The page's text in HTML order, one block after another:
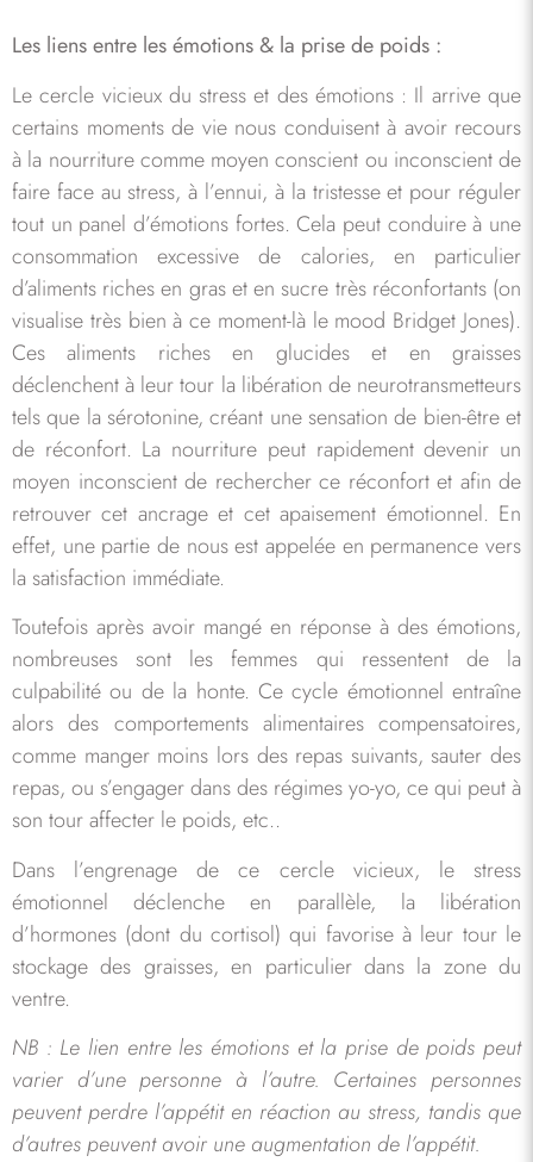
Les liens entre les émotions & la prise de poids :
Le cercle vicieux du stress et des émotions : Il arrive que
certains moments de vie nous conduisent à avoir recours
à la nourriture comme moyen conscient ou inconscient de
faire face au stress, à l’ennui, à la tristesse et pour réguler
tout un panel d’émotions fortes. Cela peut conduire à une
consommation excessive de calories, en particulier
d’aliments riches en gras et en sucre très réconfortants (on
visualise très bien à ce moment-là le mood Bridget Jones).
Ces aliments riches en glucides et en graisses
déclenchent à leur tour la libération de neurotransmetteurs
tels que la sérotonine, créant une sensation de bien-être et
de réconfort. La nourriture peut rapidement devenir un
moyen inconscient de rechercher ce réconfort et afin de
retrouver cet ancrage et cet apaisement émotionnel. En
effet, une partie de nous est appelée en permanence vers
la satisfaction immédiate.
Toutefois après avoir mangé en réponse à des émotions,
nombreuses sont les femmes qui ressentent de la
culpabilité ou de la honte. Ce cycle émotionnel entraîne
alors des comportements alimentaires compensatoires,
comme manger moins lors des repas suivants, sauter des
repas, ou s’engager dans des régimes yo-yo, ce qui peut à
son tour affecter le poids, etc..
Dans l’engrenage de ce cercle vicieux, le stress
émotionnel déclenche en parallèle, la libération
d’hormones (dont du cortisol) qui favorise à leur tour le
stockage des graisses, en particulier dans la zone du
ventre.
NB : Le lien entre les émotions et la prise de poids peut
varier d’une personne à l’autre. Certaines personnes
peuvent perdre l’appétit en réaction au stress, tandis que
d’autres peuvent avoir une augmentation de l’appétit.